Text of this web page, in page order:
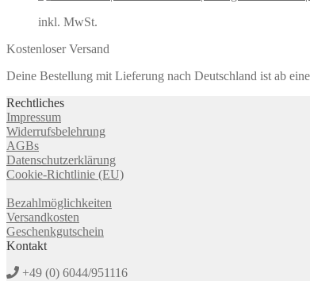
inkl. MwSt.
Kostenloser Versand
Deine Bestellung mit Lieferung nach Deutschland ist ab
Rechtliches
Impressum
Widerrufsbelehrung
AGBs
Datenschutzerklärung
Cookie-Richtlinie (EU)
Bezahlmöglichkeiten
Versandkosten
Geschenkgutschein
Kontakt
+49 (0) 6044/951116